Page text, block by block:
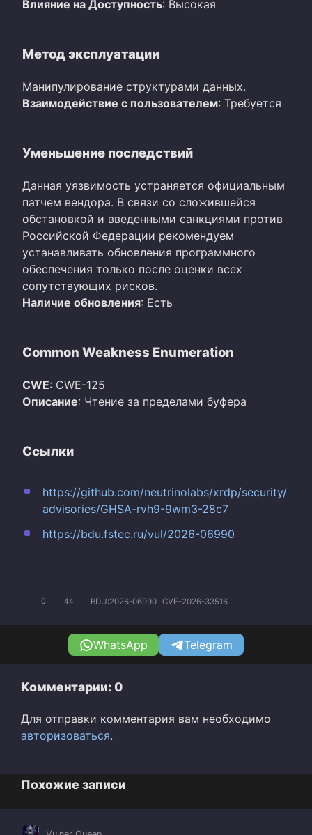
Влияние на Доступность: Высокая
Метод эксплуатации
Манипулирование структурами данных.
Взаимодействие с пользователем: Требуется
Уменьшение последствий
Данная уязвимость устраняется официальным
патчем вендора. В связи со сложившейся
обстановкой и введенными санкциями против
Российской Федерации рекомендуем
устанавливать обновления программного
обеспечения только после оценки всех
сопутствующих рисков.
Наличие обновления: Есть
Common Weakness Enumeration
CWE: CWE-125
Описание: Чтение за пределами буфера
Ссылки
https://github.com/neutrinolabs/xrdp/security/
advisories/GHSA-rvh9-9wm3-28c7
https://bdu.fstec.ru/vul/2026-06990
0 44 BDU:2026-06990 CVE-2026-33516
WhatsApp Telegram
Комментарии: 0
Для отправки комментария вам необходимо
авторизоваться.
Похожие записи